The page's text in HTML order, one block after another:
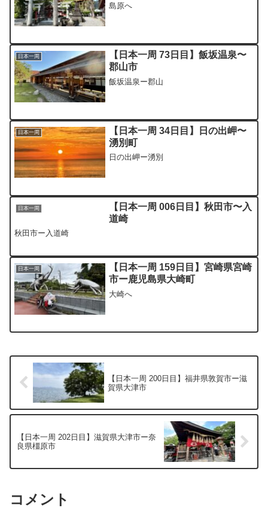
島原へ
日本一周
【日本一周 73日目】飯坂温泉〜
郡山市
飯坂温泉ー郡山
日本一周
【日本一周 34日目】日の出岬〜
湧別町
日の出岬ー湧別
日本一周
【日本一周 006日目】秋田市〜入
道崎
秋田市ー入道崎
日本一周
【日本一周 159日目】宮崎県宮崎
市ー鹿児島県大崎町
大崎へ
【日本一周 200日目】福井県敦賀市ー滋
賀県大津市
【日本一周 202日目】滋賀県大津市ー奈
良県橿原市
コメント